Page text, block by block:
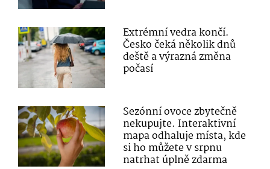
Extrémní vedra končí.
Česko čeká několik dnů
deště a výrazná změna
počasí
Sezónní ovoce zbytečně
nekupujte. Interaktivní
mapa odhaluje místa, kde
si ho můžete v srpnu
natrhat úplně zdarma